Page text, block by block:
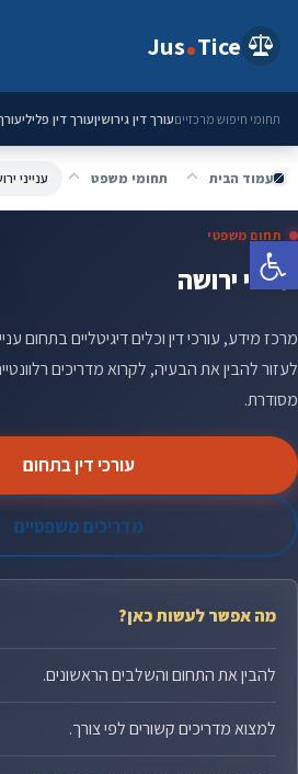
פתח סרגל נגישות
Jus Tice
תחומי חיפוש מרכזייםעורך דין גירושיןעורך דין פלילי
עמוד הבית תחומי משפט ענייני
תחום משפטי
ענייני ירושה
מרכז מידע, עורכי דין וכלים דיגיטליים בתחום
לעזור להבין את הבעיה, לקרוא מדריכים
מסודרת.
עורכי דין בתחום
מדריכים משפטיים
מה אפשר לעשות כאן?
להבין את התחום והשלבים הראשונים.
למצוא מדריכים קשורים לפי צורך.